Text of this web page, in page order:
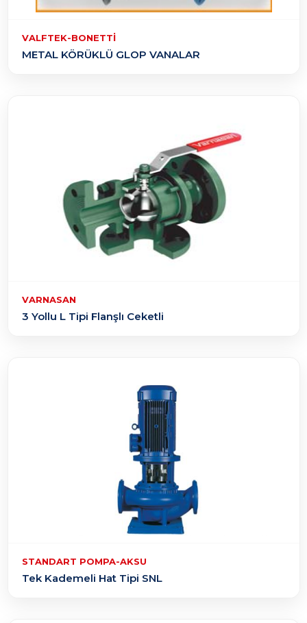
VALFTEK-BONETTI
METAL KÖRÜKLÜ GLOP VANALAR
VARNASAN
3 Yollu L Tipi Flanşlı Ceketli
STANDART POMPA-AKSU
Tek Kademeli Hat Tipi SNL